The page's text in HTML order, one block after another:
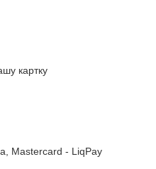
картку
Mastercard - LiqPay